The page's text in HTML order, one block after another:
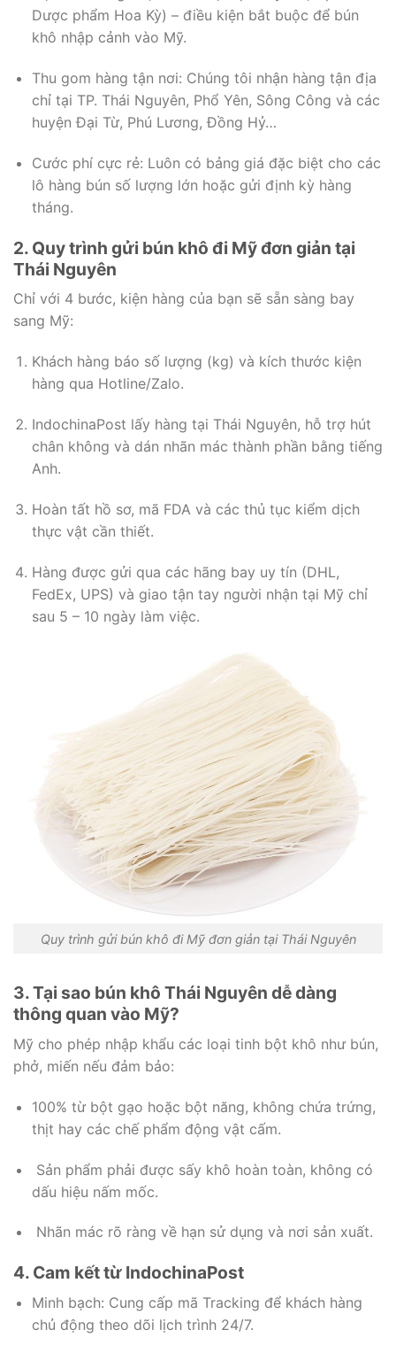
Dược phẩm Hoa Kỳ) – điều kiện bắt buộc để bún
khô nhập cảnh vào Mỹ.
Thu gom hàng tận nơi: Chúng tôi nhận hàng tận địa
chỉ tại TP. Thái Nguyên, Phổ Yên, Sông Công và các
huyện Đại Từ, Phú Lương, Đồng Hỷ…
Cước phí cực rẻ: Luôn có bảng giá đặc biệt cho các
lô hàng bún số lượng lớn hoặc gửi định kỳ hàng
tháng.
2. Quy trình gửi bún khô đi Mỹ đơn giản tại
Thái Nguyên
Chỉ với 4 bước, kiện hàng của bạn sẽ sẵn sàng bay
sang Mỹ:
Khách hàng báo số lượng (kg) và kích thước kiện
hàng qua Hotline/Zalo.
IndochinaPost lấy hàng tại Thái Nguyên, hỗ trợ hút
chân không và dán nhãn mác thành phần bằng tiếng
Anh.
Hoàn tất hồ sơ, mã FDA và các thủ tục kiểm dịch
thực vật cần thiết.
Hàng được gửi qua các hãng bay uy tín (DHL,
FedEx, UPS) và giao tận tay người nhận tại Mỹ chỉ
sau 5 – 10 ngày làm việc.
Quy trình gửi bún khô đi Mỹ đơn giản tại Thái Nguyên
3. Tại sao bún khô Thái Nguyên dễ dàng
thông quan vào Mỹ?
Mỹ cho phép nhập khẩu các loại tinh bột khô như bún,
phở, miến nếu đảm bảo:
100% từ bột gạo hoặc bột năng, không chứa trứng,
thịt hay các chế phẩm động vật cấm.
Sản phẩm phải được sấy khô hoàn toàn, không có
dấu hiệu nấm mốc.
Nhãn mác rõ ràng về hạn sử dụng và nơi sản xuất.
4. Cam kết từ IndochinaPost
Minh bạch: Cung cấp mã Tracking để khách hàng
chủ động theo dõi lịch trình 24/7.